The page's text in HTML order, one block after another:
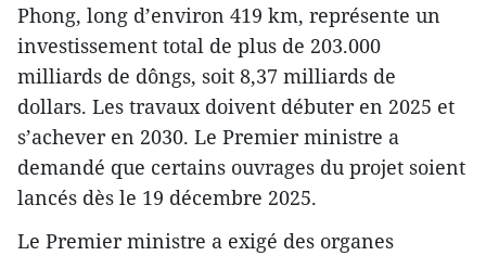
Phong, long d’environ 419 km, représente un
investissement total de plus de 203.000
milliards de dôngs, soit 8,37 milliards de
dollars. Les travaux doivent débuter en 2025 et
s’achever en 2030. Le Premier ministre a
demandé que certains ouvrages du projet soient
lancés dès le 19 décembre 2025.
Le Premier ministre a exigé des organes